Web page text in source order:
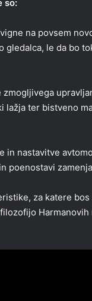
so:
na povsem
le da bo
ter bistveno
in nastavitve
poenostavi
za katere